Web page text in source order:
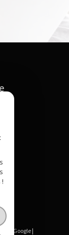
by Google |